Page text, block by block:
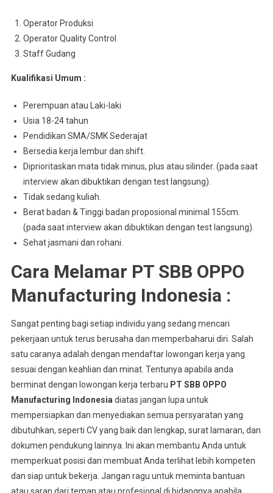
Operator Produksi
Operator Quality Control
Staff Gudang
Kualifikasi Umum :
Perempuan atau Laki-laki
Usia 18-24 tahun
Pendidikan SMA/SMK Sederajat
Bersedia kerja lembur dan shift.
Diprioritaskan mata tidak minus, plus atau silinder. (pada saat
interview akan dibuktikan dengan test langsung).
Tidak sedang kuliah.
Berat badan & Tinggi badan proposional minimal 155cm.
(pada saat interview akan dibuktikan dengan test langsung).
Sehat jasmani dan rohani.
Cara Melamar PT SBB OPPO
Manufacturing Indonesia :
Sangat penting bagi setiap individu yang sedang mencari
pekerjaan untuk terus berusaha dan memperbaharui diri. Salah
satu caranya adalah dengan mendaftar lowongan kerja yang
sesuai dengan keahlian dan minat. Tentunya apabila anda
berminat dengan lowongan kerja terbaru PT SBB OPPO
Manufacturing Indonesia diatas jangan lupa untuk
mempersiapkan dan menyediakan semua persyaratan yang
dibutuhkan, seperti CV yang baik dan lengkap, surat lamaran, dan
dokumen pendukung lainnya. Ini akan membantu Anda untuk
memperkuat posisi dan membuat Anda terlihat lebih kompeten
dan siap untuk bekerja. Jangan ragu untuk meminta bantuan